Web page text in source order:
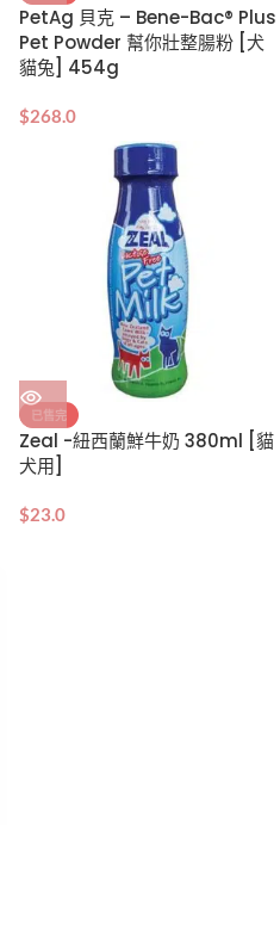
PetAg 貝克 – Bene-Bac® Plus
Pet Powder 幫你壯整腸粉 [犬
貓兔] 454g
$268.0
已售完
Zeal -紐西蘭鮮牛奶 380ml [貓
犬用]
$23.0